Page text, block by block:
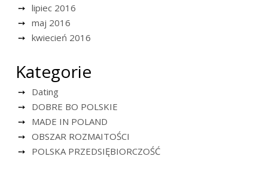
lipiec 2016
maj 2016
kwiecień 2016
Kategorie
Dating
DOBRE BO POLSKIE
MADE IN POLAND
OBSZAR ROZMAITOŚCI
POLSKA PRZEDSIĘBIORCZOŚĆ